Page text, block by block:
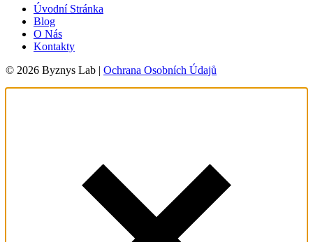
Úvodní Stránka
Blog
O Nás
Kontakty
© 2026 Byznys Lab | Ochrana Osobních Údajů